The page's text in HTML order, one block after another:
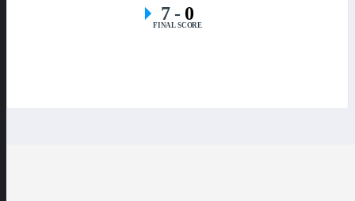
7- 0
FINAL SCORE